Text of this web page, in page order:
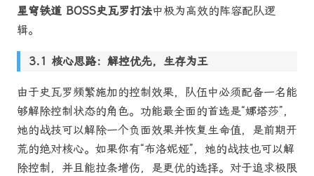
星穹铁道 BOSS史瓦罗打法中极为高效的阵容配队逻
辑。
核心思路：解控优先，生存为王
由于史瓦罗频繁施加的控制效果，队伍中必须配备一名能
够解除控制状态的角色。功能最全面的首选是“娜塔莎”，
她的战技可以解除一个负面效果并恢复生命值，是前期开
荒的绝对核心。如果你有“布洛妮娅”，她的战技也可以解
除控制，并且能拉条增伤，是更优的选择。对于追求极限